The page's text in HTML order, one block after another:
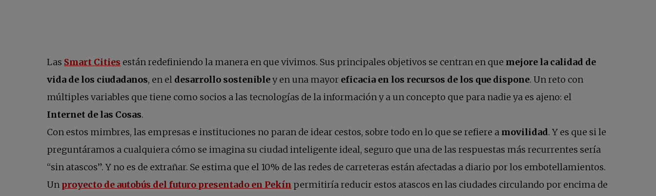
Las Smart Cities están redefiniendo la manera en que vivimos. Sus principales objetivos se centran en que mejore la calidad de
vida de los ciudadanos, en el desarrollo sostenibley en una mayor eficacia en los recursos de los que dispone. Un reto con
múltiples variables que tiene como socios a las tecnologías de la información y a un concepto que para nadie ya es ajeno: el
Internet de las Cosas.
Con estos mimbres, las empresas e instituciones no paran de idear cestos, sobre todo en lo que se refiere a movilidad. Y es que si le
preguntáramos a cualquiera cómo se imagina su ciudad inteligente ideal, seguro que una de las respuestas más recurrentes sería
“sin atascos”. Y no es de extrañar. Se estima que el 10% de las redes de carreteras están afectadas a diario por los embotellamientos.
Un proyecto de autobús del futuro presentado en Pekín se abre en una pestaña nueva
permitiría reducir estos atascos en las ciudades circulando por encima de